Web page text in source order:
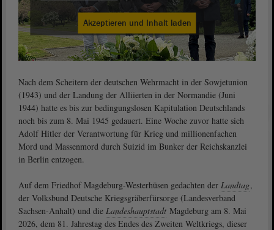
Akzeptieren und Inhalt laden
Nach dem Scheitern der deutschen Wehrmacht in der Sowjetunion
(1943) und der Landung der Alliierten in der Normandie (Juni
1944) hatte es bis zur bedingungslosen Kapitulation Deutschlands
noch bis zum 8. Mai 1945 gedauert. Eine Woche zuvor hatte sich
Adolf Hitler der Verantwortung für Krieg und millionenfachen
Mord und Massenmord durch Suizid im Bunker der Reichskanzlei
in Berlin entzogen.
Auf dem Friedhof Magdeburg-Westerhüsen gedachten der Landtag,
der Volksbund Deutsche Kriegsgräberfürsorge (Landesverband
Sachsen-Anhalt) und die Landeshauptstadt Magdeburg am 8. Mai
2026, dem 81. Jahrestag des Endes des Zweiten Weltkriegs, dieser